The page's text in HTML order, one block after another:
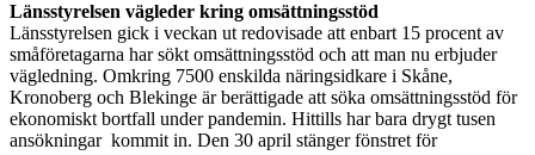
Länsstyrelsen vägleder kring omsättningsstöd
Länsstyrelsen gick i veckan ut redovisade att enbart 15 procent av
småföretagarna har sökt omsättningsstöd och att man nu erbjuder
vägledning. Omkring 7500 enskilda näringsidkare i Skåne,
Kronoberg och Blekinge är berättigade att söka omsättningsstöd för
ekonomiskt bortfall under pandemin. Hittills har bara drygt tusen
ansökningar ­kommit in. Den 30 april stänger fönstret för